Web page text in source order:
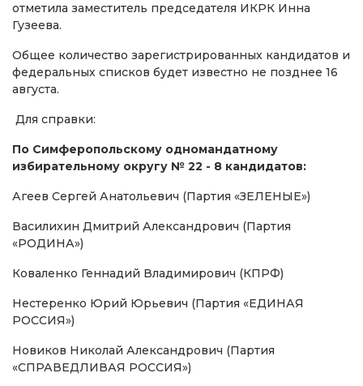
отметила заместитель председателя ИКРК Инна
Гузеева.
Общее количество зарегистрированных кандидатов и
федеральных списков будет известно не позднее 16
августа.
Для справки:
По Симферопольскому одномандатному
избирательному округу № 22 - 8 кандидатов:
Агеев Сергей Анатольевич (Партия «ЗЕЛЕНЫЕ»)
Василихин Дмитрий Александрович (Партия
«РОДИНА»)
Коваленко Геннадий Владимирович (КПРФ)
Нестеренко Юрий Юрьевич (Партия «ЕДИНАЯ
РОССИЯ»)
Новиков Николай Александрович (Партия
«СПРАВЕДЛИВАЯ РОССИЯ»)